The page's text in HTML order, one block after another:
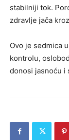
stabilniji tok.
zdravlje jača
Ovo je sedmica
kontrolu,
donosi jasnoću i